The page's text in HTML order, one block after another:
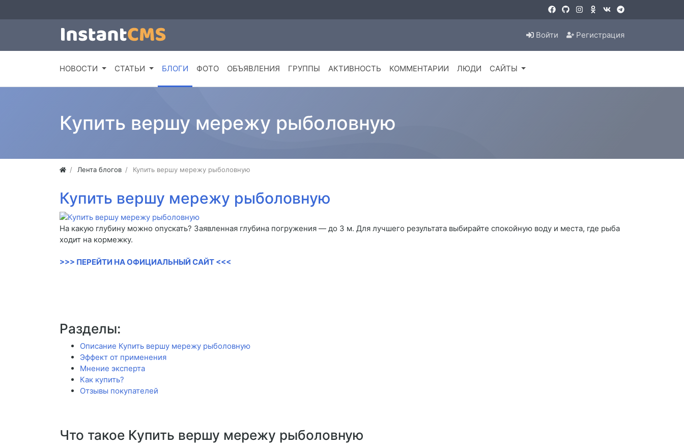
Войти Регистрация
НОВОСТИ СТАТЬИ БЛОГИ ФОТО ОБЪЯВЛЕНИЯ ГРУППЫ АКТИВНОСТЬ КОММЕНТАРИИ ЛЮДИ САЙТЫ
Купить вершу мережу рыболовную
Лента блогов Купить вершу мережу рыболовную
Купить вершу мережу рыболовную
На какую глубину можно опускать? Заявленная глубина погружения — до 3 м. Для лучшего результата выбирайте спокойную воду и места, где рыба
ходит на кормежку.
>>> ПЕРЕЙТИ НА ОФИЦИАЛЬНЫЙ САЙТ <<<
Разделы:
Описание Купить вершу мережу рыболовную
Эффект от применения
Мнение эксперта
Как купить?
Отзывы покупателей
Что такое Купить вершу мережу рыболовную